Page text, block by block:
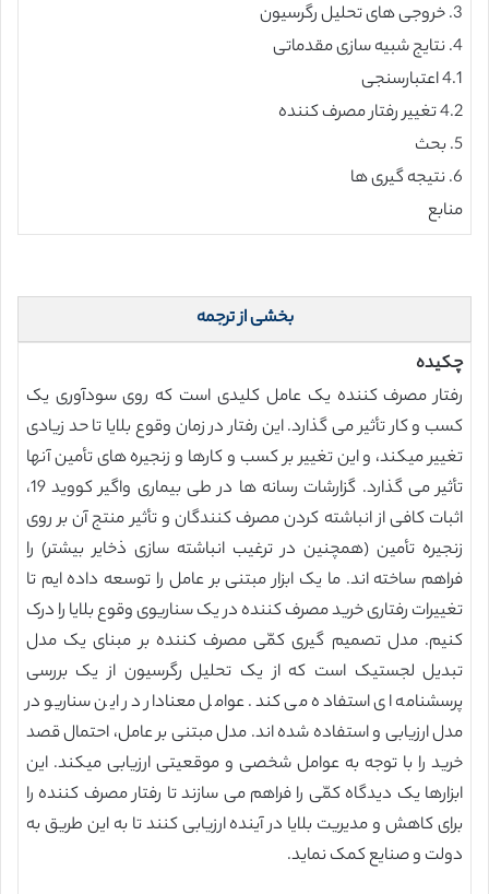
3. خروجی های تحلیل رگرسیون
4. نتایج شبیه سازی مقدماتی
4.1 اعتبارسنجی
4.2 تغییر رفتار مصرف کننده
5. بحث
6. نتیجه گیری ها
منابع
بخشی از ترجمه
چکیده
رفتار مصرف کننده یک عامل کلیدی است که روی سودآوری یک
کسب و کار تأثیر می گذارد. این رفتار در زمان وقوع بلایا تا حد زیادی
تغییر میکند، و این تغییر بر کسب و کارها و زنجیره های تأمین آنها
تأثیر می گذارد. گزارشات رسانه ها در طی بیماری واگیر کووید 19،
اثبات کافی از انباشته کردن مصرف کنندگان و تأثیر منتج آن بر روی
زنجیره تأمین (همچنین در ترغیب انباشته سازی ذخایر بیشتر) را
فراهم ساخته اند. ما یک ابزار مبتنی بر عامل را توسعه داده ایم تا
تغییرات رفتاری خرید مصرف کننده در یک سناریوی وقوع بلایا را درک
کنیم. مدل تصمیم گیری کمّی مصرف کننده بر مبنای یک مدل
تبدیل لجستیک است که از یک تحلیل رگرسیون از یک بررسی
پرسشنامه ای استفاده می کند. عوامل معنادار در این سناریو در
مدل ارزیابی و استفاده شده اند. مدل مبتنی بر عامل، احتمال قصد
خرید را با توجه به عوامل شخصی و موقعیتی ارزیابی میکند. این
ابزارها یک دیدگاه کمّی را فراهم می سازند تا رفتار مصرف کننده را
برای کاهش و مدیریت بلایا در آینده ارزیابی کنند تا به این طریق به
دولت و صنایع کمک نماید.